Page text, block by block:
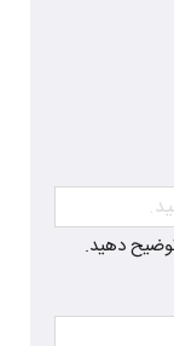
توضیح دهید.